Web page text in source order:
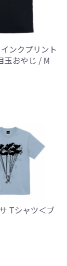
ンクプリント
玉おやじ / M
Tシャツ＜ブ